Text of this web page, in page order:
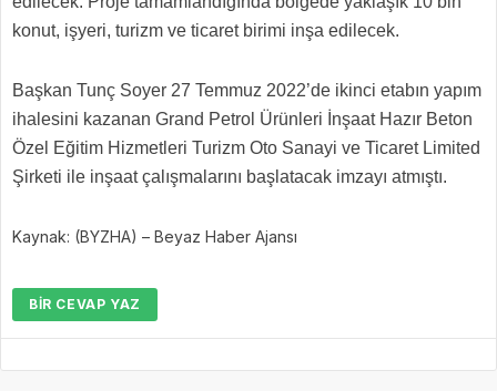
konut, işyeri, turizm ve ticaret birimi inşa edilecek.
Başkan Tunç Soyer 27 Temmuz 2022’de ikinci etabın yapım
ihalesini kazanan Grand Petrol Ürünleri İnşaat Hazır Beton
Özel Eğitim Hizmetleri Turizm Oto Sanayi ve Ticaret Limited
Şirketi ile inşaat çalışmalarını başlatacak imzayı atmıştı.
Kaynak: (BYZHA) – Beyaz Haber Ajansı
BIR CEVAP YAZ